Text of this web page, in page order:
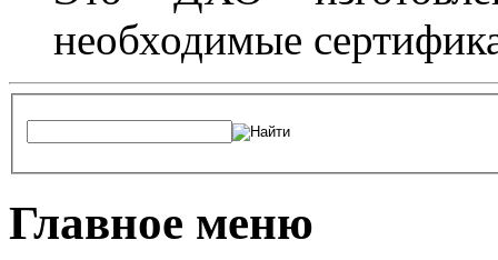
необходимые
Главное меню